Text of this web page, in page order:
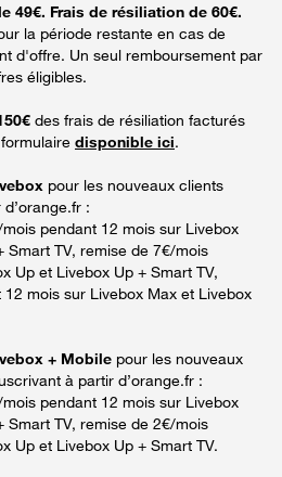
49€. Frais de résiliation de 60€.
la période restante en cas de
d'offre. Un seul remboursement par
éligibles.
des frais de résiliation facturés
disponible ici.
pour les nouveaux clients
:
pendant 12 mois sur Livebox
Smart TV, remise de 7€/mois
Up et Livebox Up + Smart TV,
mois sur Livebox Max et Livebox
+ Mobile pour les nouveaux
à partir d’orange.fr :
pendant 12 mois sur Livebox
Smart TV, remise de 2€/mois
Up et Livebox Up + Smart TV.